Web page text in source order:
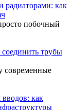
радиаторами: как
побочный
трубы
современные
как